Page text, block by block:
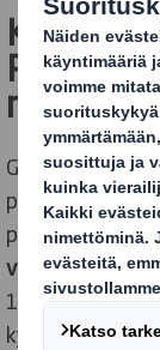
Kolme
missio
Globalin
palkinnot
voittamat 3
11 palkintoa,
kyvykkyydestä